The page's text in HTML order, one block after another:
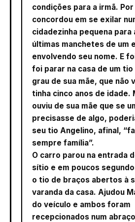
condições para a irmã.
concordou em se exilar
cidadezinha pequena para
últimas manchetes de um
envolvendo seu nome. E
foi parar na casa de um
grau de sua mãe, que não
tinha cinco anos de idade.
ouviu de sua mãe que se
precisasse de algo,
seu tio Angelino, afinal,
sempre família”.
O carro parou na entrada
sítio e em poucos
o tio de braços abertos à
varanda da casa. Ajudou
do veículo e ambos foram
recepcionados num